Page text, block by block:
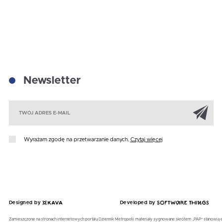
Newsletter
Wyrażam zgodę na przetwarzanie danych. Czytaj więcej
Designed by Developed by
Zamieszczone na stronach internetowych portalu Dziennik Metropolii materiały sygnowane skrótem „PAP”